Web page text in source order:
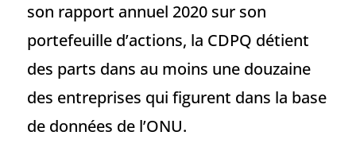
son rapport annuel 2020 sur son
portefeuille d’actions, la CDPQ détient
des parts dans au moins une douzaine
des entreprises qui figurent dans la base
de données de l’ONU.